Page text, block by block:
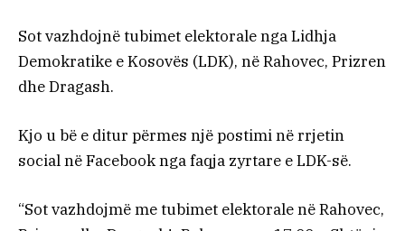
Sot vazhdojnë tubimet elektorale nga Lidhja
Demokratike e Kosovës (LDK), në Rahovec, Prizren
dhe Dragash.
Kjo u bë e ditur përmes një postimi në rrjetin
social në Facebook nga faqja zyrtare e LDK-së.
“Sot vazhdojmë me tubimet elektorale në Rahovec,